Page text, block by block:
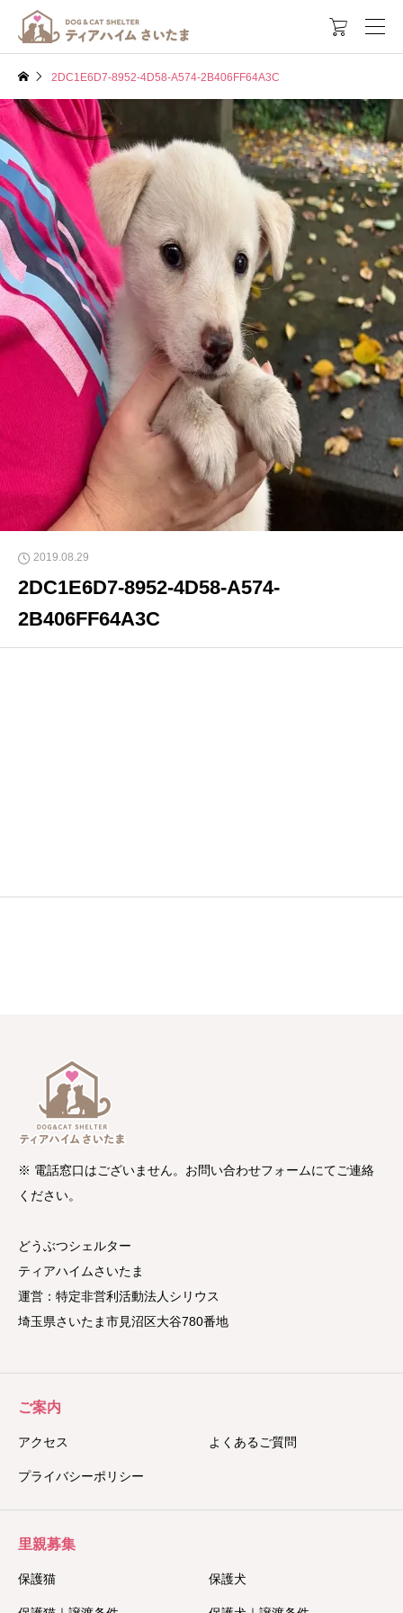

2DC1E6D7-8952-4D58-A574-2B406FF64A3C
2019.08.29
2DC1E6D7-8952-4D58-A574-
2B406FF64A3C
※ 電話窓口はございません。お問い合わせフォームにてご連絡
ください。
どうぶつシェルター
ティアハイムさいたま
運営：特定非営利活動法人シリウス
埼玉県さいたま市見沼区大谷780番地
ご案内
アクセス よくあるご質問
プライバシーポリシー
里親募集
保護猫 保護犬